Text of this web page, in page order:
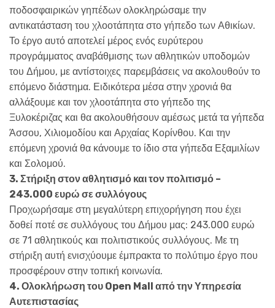
ποδοσφαιρικών γηπέδων ολοκληρώσαμε την
αντικατάσταση του χλοοτάπητα στο γήπεδο των Αθικίων.
Το έργο αυτό αποτελεί μέρος ενός ευρύτερου
προγράμματος αναβάθμισης των αθλητικών υποδομών
του Δήμου, με αντίστοιχες παρεμβάσεις να ακολουθούν το
επόμενο διάστημα. Ειδικότερα μέσα στην χρονιά θα
αλλάξουμε και τον χλοοτάπητα στο γήπεδο της
Ξυλοκέριζας και θα ακολουθήσουν αμέσως μετά τα γήπεδα
Άσσου, Χιλιομοδίου και Αρχαίας Κορίνθου. Και την
επόμενη χρονιά θα κάνουμε το ίδιο στα γήπεδα Εξαμιλίων
και Σολομού.
3. Στήριξη στον αθλητισμό και τον πολιτισμό –
243.000 ευρώ σε συλλόγους
Προχωρήσαμε στη μεγαλύτερη επιχορήγηση που έχει
δοθεί ποτέ σε συλλόγους του Δήμου μας: 243.000 ευρώ
σε 71 αθλητικούς και πολιτιστικούς συλλόγους. Με τη
στήριξη αυτή ενισχύουμε έμπρακτα το πολύτιμο έργο που
προσφέρουν στην τοπική κοινωνία.
4. Ολοκλήρωση του Open Mall από την Υπηρεσία
Αυτεπιστασίας